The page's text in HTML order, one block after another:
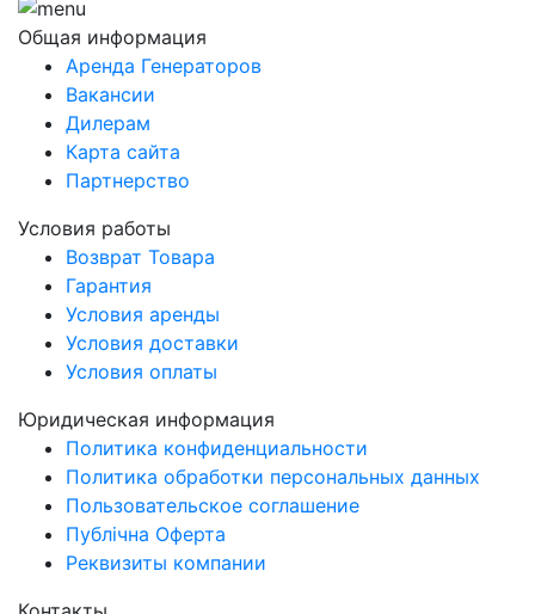
Общая информация
Аренда Генераторов
Вакансии
Дилерам
Карта сайта
Партнерство
Условия работы
Возврат Товара
Гарантия
Условия аренды
Условия доставки
Условия оплаты
Юридическая информация
Политика конфиденциальности
Политика обработки персональных данных
Пользовательское соглашение
Публічна Оферта
Реквизиты компании